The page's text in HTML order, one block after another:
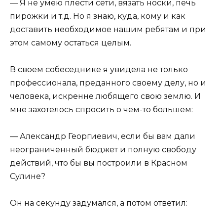
— Я не умею плести сети, вязать носки, печь
пирожки и т.д. Но я знаю, куда, кому и как
доставить необходимое нашим ребятам и при
этом самому остаться целым.
В своем собеседнике я увидела не только
профессионала, преданного своему делу, но и
человека, искренне любящего свою землю. И
мне захотелось спросить о чем-то большем:
— Александр Георгиевич, если бы вам дали
неограниченный бюджет и полную свободу
действий, что бы вы построили в Красном
Сулине?
Он на секунду задумался, а потом ответил: